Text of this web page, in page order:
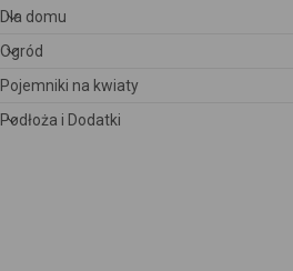
Dla domu
Ogród
Pojemniki na kwiaty
Podłoża i Dodatki